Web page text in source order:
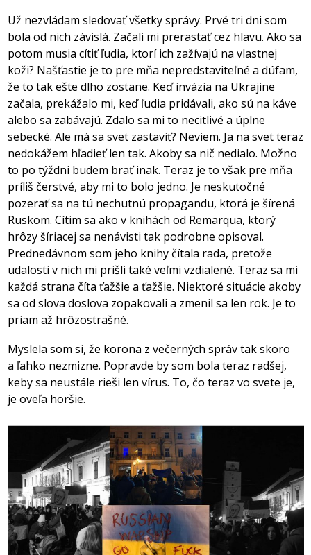
Už nezvládam sledovať všetky správy. Prvé tri dni som
bola od nich závislá. Začali mi prerastať cez hlavu. Ako sa
potom musia cítiť ľudia, ktorí ich zažívajú na vlastnej
koži? Našťastie je to pre mňa nepredstaviteľné a dúfam,
že to tak ešte dlho zostane. Keď invázia na Ukrajine
začala, prekážalo mi, keď ľudia pridávali, ako sú na káve
alebo sa zabávajú. Zdalo sa mi to necitlivé a úplne
sebecké. Ale má sa svet zastaviť? Neviem. Ja na svet teraz
nedokážem hľadieť len tak. Akoby sa nič nedialo. Možno
to po týždni budem brať inak. Teraz je to však pre mňa
príliš čerstvé, aby mi to bolo jedno. Je neskutočné
pozerať sa na tú nechutnú propagandu, ktorá je šírená
Ruskom. Cítim sa ako v knihách od Remarqua, ktorý
hrôzy šíriacej sa nenávisti tak podrobne opisoval.
Prednedávnom som jeho knihy čítala rada, pretože
udalosti v nich mi prišli také veľmi vzdialené. Teraz sa mi
každá strana číta ťažšie a ťažšie. Niektoré situácie akoby
sa od slova doslova zopakovali a zmenil sa len rok. Je to
priam až hrôzostrašné.
Myslela som si, že korona z večerných správ tak skoro
a ľahko nezmizne. Popravde by som bola teraz radšej,
keby sa neustále rieši len vírus. To, čo teraz vo svete je,
je oveľa horšie.